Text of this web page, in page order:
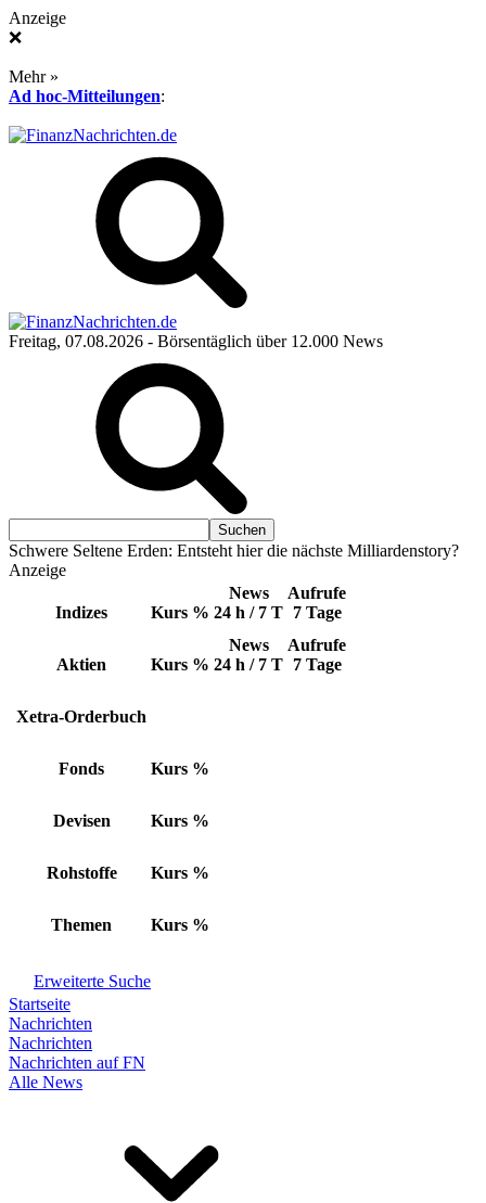
Anzeige
❌
Mehr »
Ad hoc-Mitteilungen:
Freitag, 07.08.2026 - Börsentäglich über 12.000 News
Schwere Seltene Erden: Entsteht hier die nächste Milliardenstory?
Anzeige
Indizes Kurs %
News
24 h / 7 T
Aufrufe
7 Tage
Aktien Kurs %
News
24 h / 7 T
Aufrufe
7 Tage
Xetra-Orderbuch
Fonds Kurs %
Devisen Kurs %
Rohstoffe Kurs %
Themen Kurs %
Erweiterte Suche
Startseite
Nachrichten
Nachrichten
Nachrichten auf FN
Alle News